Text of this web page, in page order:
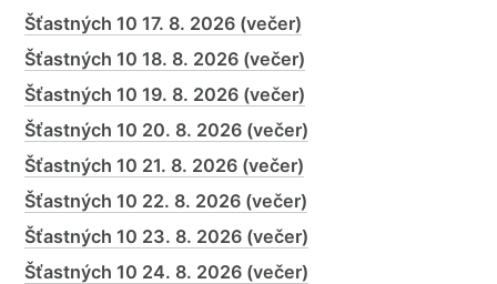
Šťastných 10 17. 8. 2026 (večer)
Šťastných 10 18. 8. 2026 (večer)
Šťastných 10 19. 8. 2026 (večer)
Šťastných 10 20. 8. 2026 (večer)
Šťastných 10 21. 8. 2026 (večer)
Šťastných 10 22. 8. 2026 (večer)
Šťastných 10 23. 8. 2026 (večer)
Šťastných 10 24. 8. 2026 (večer)